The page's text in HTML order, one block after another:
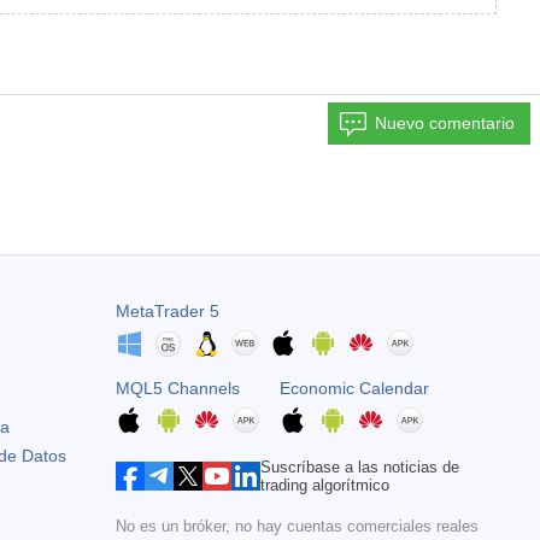
Nuevo comentario
Datos
MetaTrader 5
MQL5 Channels Economic Calendar
Suscríbase a las noticias de
trading algorítmico
No es un bróker, no hay cuentas comerciales reales